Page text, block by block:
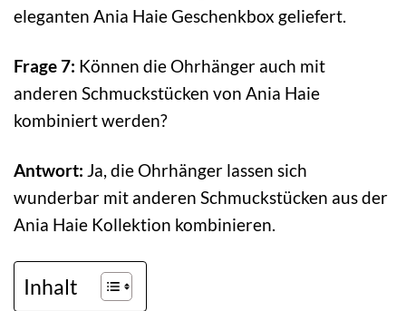
eleganten Ania Haie Geschenkbox geliefert.
Frage 7: Können die Ohrhänger auch mit
anderen Schmuckstücken von Ania Haie
kombiniert werden?
Antwort: Ja, die Ohrhänger lassen sich
wunderbar mit anderen Schmuckstücken aus der
Ania Haie Kollektion kombinieren.
Inhalt